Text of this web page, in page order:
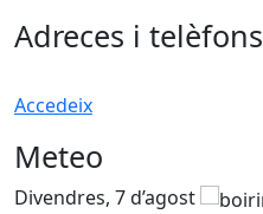
Adreces i telèfons
Accedeix
Meteo
Divendres, 7 d’agost